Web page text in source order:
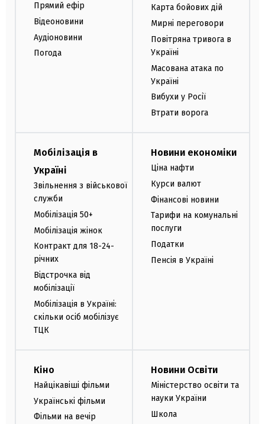
Прямий ефір
Відеоновини
Аудіоновини
Погода
Карта бойових дій
Мирні переговори
Повітряна тривога в
Україні
Масована атака по
Україні
Вибухи у Росії
Втрати ворога
Мобілізація в
Україні
Звільнення з військової
служби
Мобілізація 50+
Мобілізація жінок
Контракт для 18-24-
річних
Відстрочка від
мобілізації
Мобілізація в Україні:
скільки осіб мобілізує
ТЦК
Новини економіки
Ціна нафти
Курси валют
Фінансові новини
Тарифи на комунальні
послуги
Податки
Пенсія в Україні
Кіно
Найцікавіші фільми
Українські фільми
Фільми на вечір
Новини Освіти
Міністерство освіти та
науки України
Школа